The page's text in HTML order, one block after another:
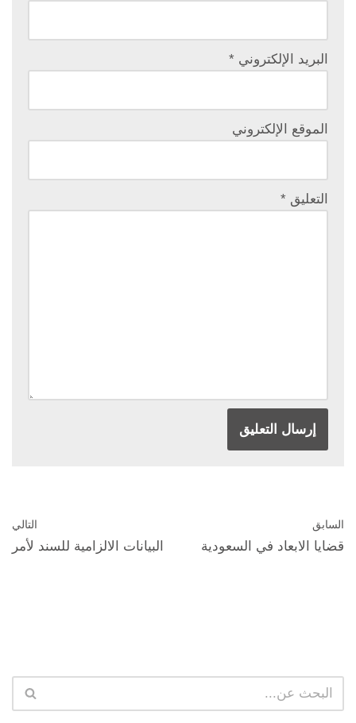
البريد الإلكتروني *
الموقع الإلكتروني
التعليق *
السابق
قضايا الابعاد في السعودية
التالي
البيانات الالزامية للسند لأمر